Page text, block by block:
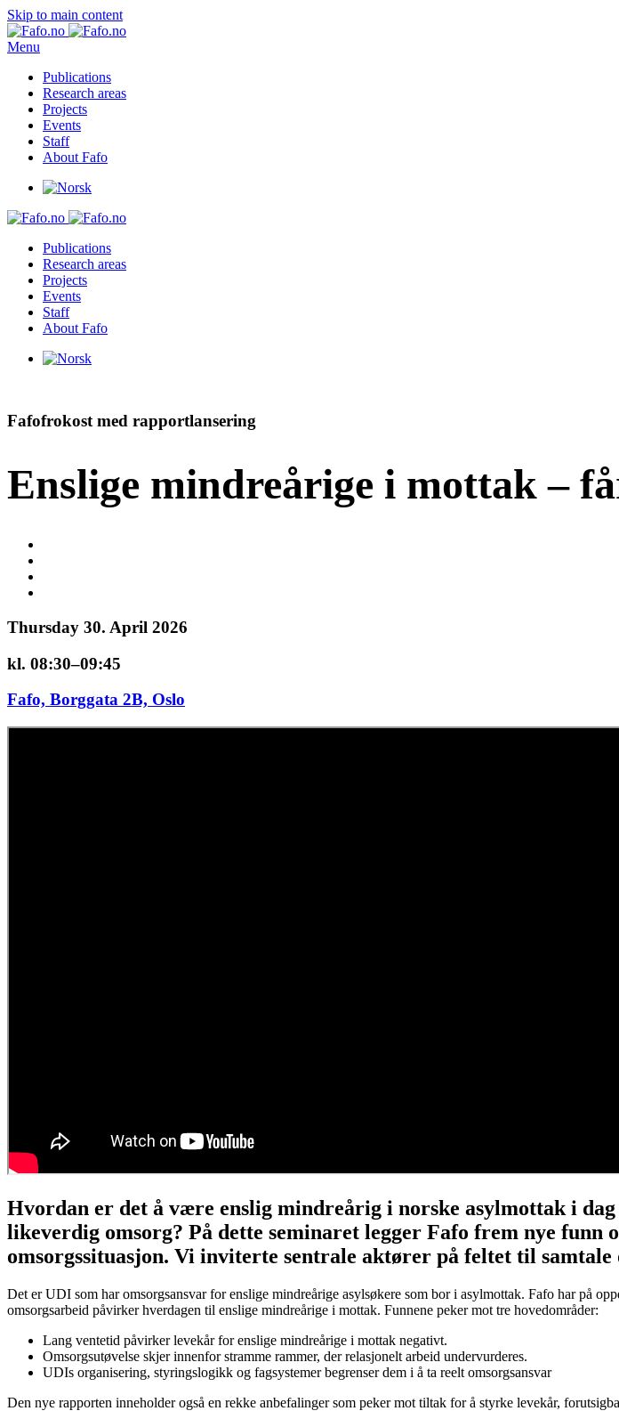
Skip to main content
Menu
Publications
Research areas
Projects
Events
Staff
About Fafo
Publications
Research areas
Projects
Events
Staff
About Fafo
Fafofrokost med rapportlansering
Enslige mindreårige i mottak –
Thursday 30. April 2026
kl. 08:30–09:45
Fafo, Borggata 2B, Oslo
Hvordan er det å være enslig mindreårig i norske asylmottak i
likeverdig omsorg? På dette seminaret legger Fafo frem nye funn
omsorgssituasjon. Vi inviterte sentrale aktører på feltet til
Det er UDI som har omsorgsansvar for enslige mindreårige asylsøkere som bor i asylmottak. Fafo har på
omsorgsarbeid påvirker hverdagen til enslige mindreårige i mottak. Funnene peker mot tre hovedområder:
Lang ventetid påvirker levekår for enslige mindreårige i mottak negativt.
Omsorgsutøvelse skjer innenfor stramme rammer, der relasjonelt arbeid undervurderes.
UDIs organisering, styringslogikk og fagsystemer begrenser dem i å ta reelt omsorgsansvar
Den nye rapporten inneholder også en rekke anbefalinger som peker mot tiltak for å styrke levekår,